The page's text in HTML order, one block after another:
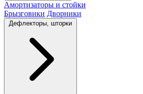
Амортизаторы и стойки
Брызговики Дворники
Дефлекторы, шторки